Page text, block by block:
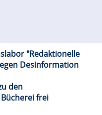
"Redaktionelle
Desinformation
den
frei